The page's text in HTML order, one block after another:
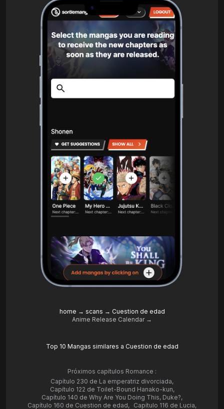
home → scans → Cuestion de edad
Anime Release Calendar →
Top 10 Mangas similares a Cuestion de edad
Próximos capítulos Romance :
Capítulo 230 de La emperatriz divorciada,
Capítulo 122 de Toilet-Bound Hanako-kun,
Capítulo 140 de Why Are You Doing This, Duke?,
Capítulo 160 de Cuestion de edad, Capítulo 116 de Lucia,